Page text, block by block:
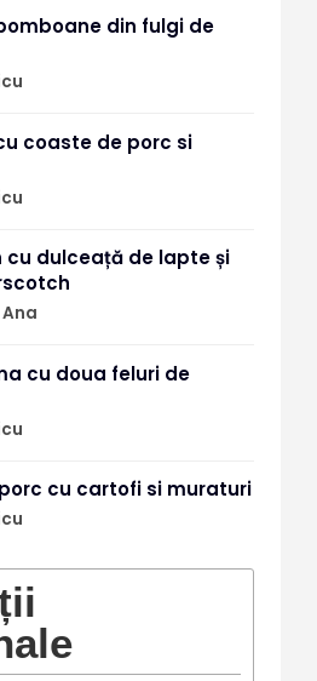
din fulgi de
coaste de porc si
cu dulceață de lapte și
cu doua feluri de
cu cartofi si muraturi